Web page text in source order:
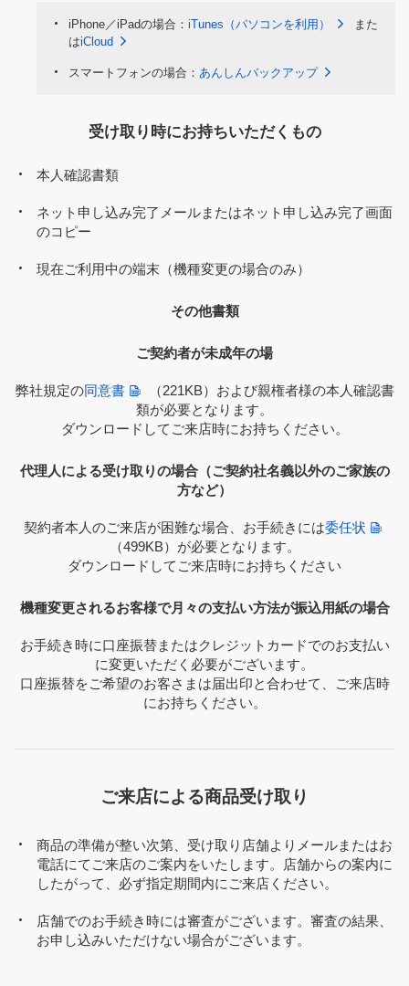
iPhone／iPadの場合： iTunes（パソコンを利用）
また
はiCloud
スマートフォンの場合： あんしんバックアップ
受け取り時にお持ちいただくもの
本人確認書類
ネット申し込み完了メールまたはネット申し込み完了画面
のコピー
現在ご利用中の端末（機種変更の場合のみ）
その他書類
ご契約者が未成年の場
弊社規定の同意書 （221KB） および親権者様の本人確認書
類が必要となります。
ダウンロードしてご来店時にお持ちください。
代理人による受け取りの場合（ご契約社名義以外のご家族の
方など）
契約者本人のご来店が困難な場合、お手続きには委任状
（499KB） が必要となります。
ダウンロードしてご来店時にお持ちください
機種変更されるお客様で月々の支払い方法が振込用紙の場合
お手続き時に口座振替またはクレジットカードでのお支払い
に変更いただく必要がございます。
口座振替をご希望のお客さまは届出印と合わせて、ご来店時
にお持ちください。
ご来店による商品受け取り
商品の準備が整い次第、受け取り店舗よりメールまたはお
電話にてご来店のご案内をいたします。店舗からの案内に
したがって、必ず指定期間内にご来店ください。
店舗でのお手続き時には審査がございます。審査の結果、
お申し込みいただけない場合がございます。